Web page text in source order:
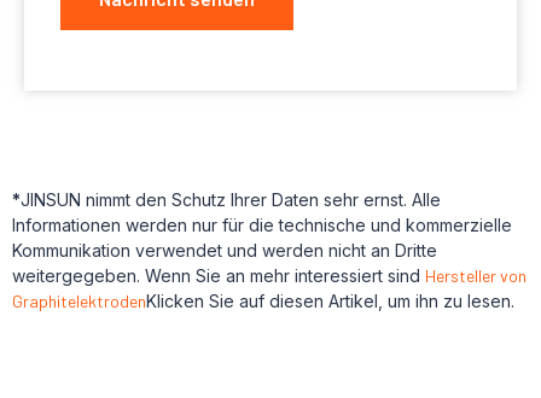
*JINSUN nimmt den Schutz Ihrer Daten sehr ernst. Alle
Informationen werden nur für die technische und kommerzielle
Kommunikation verwendet und werden nicht an Dritte
weitergegeben. Wenn Sie an mehr interessiert sind Hersteller von
GraphitelektrodenKlicken Sie auf diesen Artikel, um ihn zu lesen.